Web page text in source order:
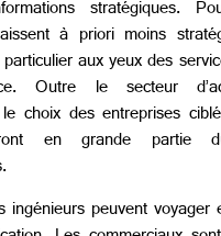
stratégiques.
à priori moins
aux yeux des
Outre le secteur
choix des entreprises
en grande partie
ingénieurs peuvent